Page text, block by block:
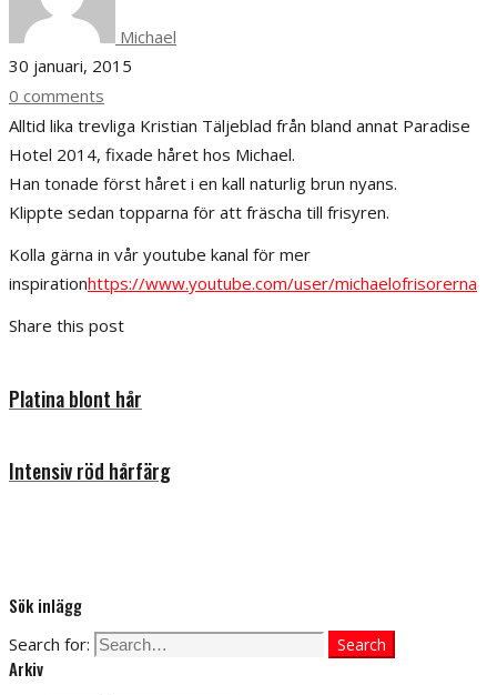
Michael
30 januari, 2015
0 comments
Alltid lika trevliga Kristian Täljeblad från bland annat Paradise
Hotel 2014, fixade håret hos Michael.
Han tonade först håret i en kall naturlig brun nyans.
Klippte sedan topparna för att fräscha till frisyren.
Kolla gärna in vår youtube kanal för mer
inspirationhttps://www.youtube.com/user/michaelofrisorerna
Share this post
Platina blont hår
Intensiv röd hårfärg
Sök inlägg
Search for: Search
Arkiv